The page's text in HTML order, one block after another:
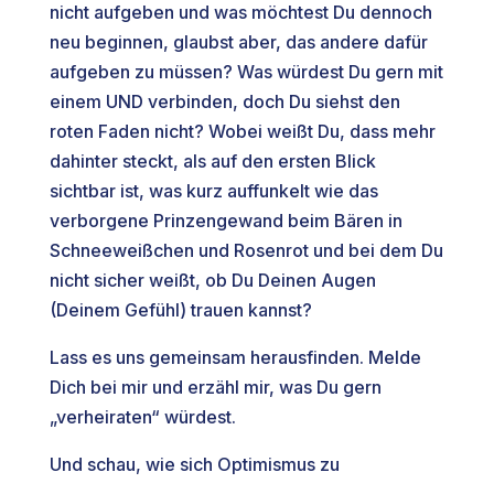
nicht aufgeben und was möchtest Du dennoch
neu beginnen, glaubst aber, das andere dafür
aufgeben zu müssen? Was würdest Du gern mit
einem UND verbinden, doch Du siehst den
roten Faden nicht? Wobei weißt Du, dass mehr
dahinter steckt, als auf den ersten Blick
sichtbar ist, was kurz auffunkelt wie das
verborgene Prinzengewand beim Bären in
Schneeweißchen und Rosenrot und bei dem Du
nicht sicher weißt, ob Du Deinen Augen
(Deinem Gefühl) trauen kannst?
Lass es uns gemeinsam herausfinden. Melde
Dich bei mir und erzähl mir, was Du gern
„verheiraten“ würdest.
Und schau, wie sich Optimismus zu